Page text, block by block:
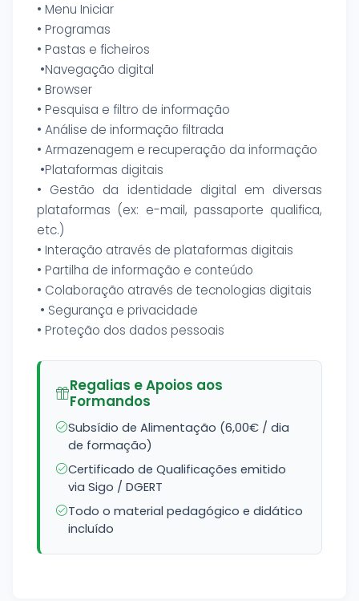
• Menu Iniciar
• Programas
• Pastas e ficheiros
•Navegação digital
• Browser
• Pesquisa e filtro de informação
• Análise de informação filtrada
• Armazenagem e recuperação da informação
•Plataformas digitais
• Gestão da identidade digital em diversas
plataformas (ex: e-mail, passaporte qualifica,
etc.)
• Interação através de plataformas digitais
• Partilha de informação e conteúdo
• Colaboração através de tecnologias digitais
• Segurança e privacidade
• Proteção dos dados pessoais
Regalias e Apoios aos
Formandos
Subsídio de Alimentação (6,00€ / dia
de formação)
Certificado de Qualificações emitido
via Sigo / DGERT
Todo o material pedagógico e didático
incluído